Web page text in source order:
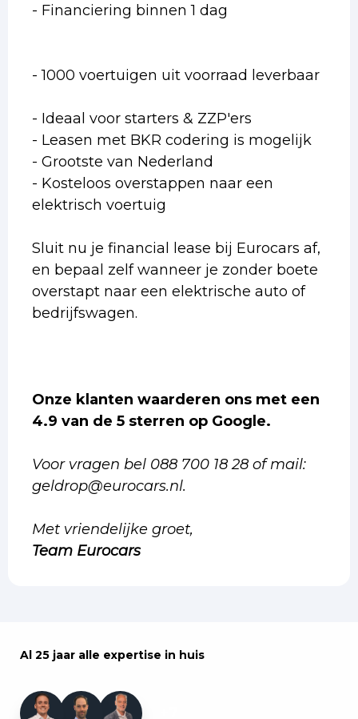
- Financiering binnen 1 dag
- 1000 voertuigen uit voorraad leverbaar
- Ideaal voor starters & ZZP'ers
- Leasen met BKR codering is mogelijk
- Grootste van Nederland
- Kosteloos overstappen naar een
elektrisch voertuig
Sluit nu je financial lease bij Eurocars af,
en bepaal zelf wanneer je zonder boete
overstapt naar een elektrische auto of
bedrijfswagen.
Onze klanten waarderen ons met een
4.9 van de 5 sterren op Google.
Voor vragen bel 088 700 18 28 of mail:
geldrop@eurocars.nl.
Met vriendelijke groet,
Team Eurocars
Al 25 jaar alle expertise in huis